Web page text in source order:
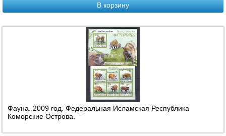
В корзину
Фауна. 2009 год. Федеральная Исламская Республика
Коморские Острова.